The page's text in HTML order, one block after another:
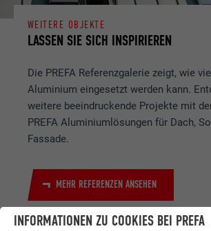
INFORMATIONEN ZU COOKIES BEI PREFA
LASSEN SIE SICH INSPIRIEREN
WEITERE OBJEKTE
Die PREFA Referenzgalerie zeigt, wie
Aluminium eingesetzt werden kann.
weitere beeindruckende Projekte mit
PREFA Aluminiumlösungen für Dach,
Fassade.
MEHR REFERENZEN ANSEHEN